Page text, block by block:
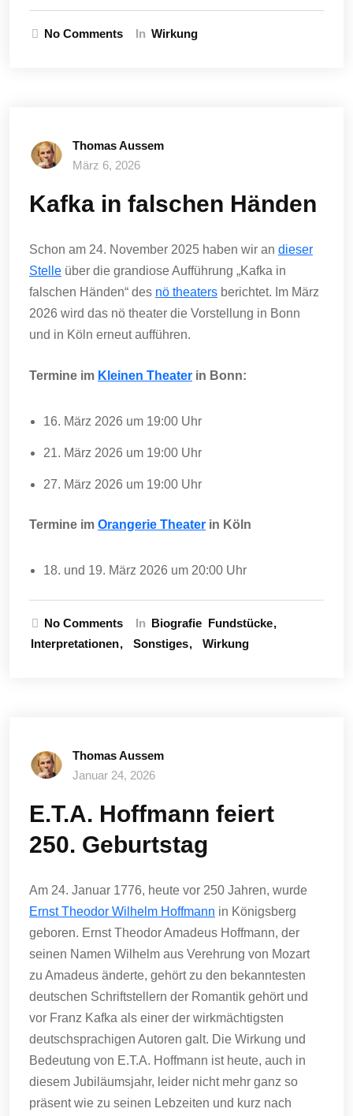
No Comments In Wirkung
Thomas Aussem
März 6, 2026
Kafka in falschen Händen
Schon am 24. November 2025 haben wir an dieser
Stelle über die grandiose Aufführung „Kafka in
falschen Händen“ des nö theaters berichtet. Im März
2026 wird das nö theater die Vorstellung in Bonn
und in Köln erneut aufführen.
Termine im Kleinen Theater in Bonn:
16. März 2026 um 19:00 Uhr
21. März 2026 um 19:00 Uhr
27. März 2026 um 19:00 Uhr
Termine im Orangerie Theater in Köln
18. und 19. März 2026 um 20:00 Uhr
No Comments In Biografie Fundstücke
Interpretationen
Sonstiges Wirkung
Thomas Aussem
Januar 24, 2026
E.T.A. Hoffmann feiert
250. Geburtstag
Am 24. Januar 1776, heute vor 250 Jahren, wurde
Ernst Theodor Wilhelm Hoffmann in Königsberg
geboren. Ernst Theodor Amadeus Hoffmann, der
seinen Namen Wilhelm aus Verehrung von Mozart
zu Amadeus änderte, gehört zu den bekanntesten
deutschen Schriftstellern der Romantik gehört und
vor Franz Kafka als einer der wirkmächtigsten
deutschsprachigen Autoren galt. Die Wirkung und
Bedeutung von E.T.A. Hoffmann ist heute, auch in
diesem Jubiläumsjahr, leider nicht mehr ganz so
präsent wie zu seinen Lebzeiten und kurz nach